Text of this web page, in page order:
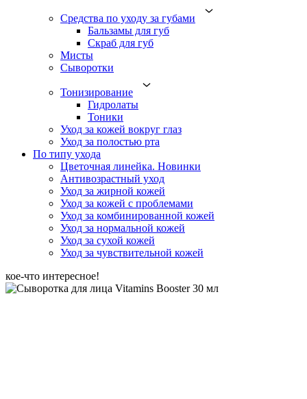
Средства по уходу за губами
Бальзамы для губ
Скраб для губ
Мисты
Сыворотки
Тонизирование
Гидролаты
Тоники
Уход за кожей вокруг глаз
Уход за полостью рта
По типу ухода
Цветочная линейка. Новинки
Антивозрастный уход
Уход за жирной кожей
Уход за кожей с проблемами
Уход за комбинированной кожей
Уход за нормальной кожей
Уход за сухой кожей
Уход за чувствительной кожей
кое-что интересное!